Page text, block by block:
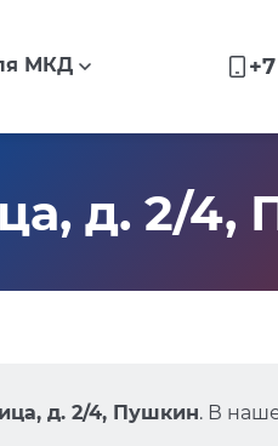
МКД
д. 2/4,
д. 2/4, Пушкин. В